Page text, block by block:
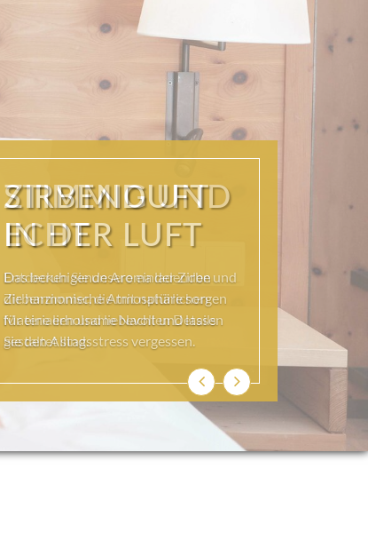
STIMMIG UND
ECHT
Entdecken Sie unsere einladenden
Zirbenzimmer, die mit natürlichen
Materialien und liebevollen Details
gestaltet sind.
ZurückWeiter